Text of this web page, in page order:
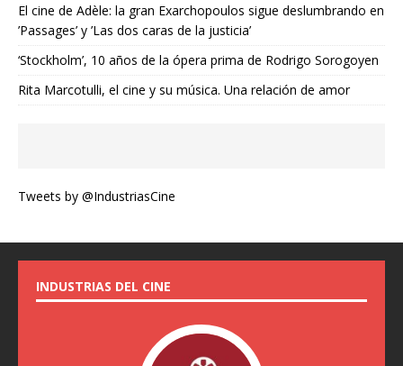
El cine de Adèle: la gran Exarchopoulos sigue deslumbrando en
’Passages’ y ’Las dos caras de la justicia’
‘Stockholm’, 10 años de la ópera prima de Rodrigo Sorogoyen
Rita Marcotulli, el cine y su música. Una relación de amor
Tweets by @IndustriasCine
INDUSTRIAS DEL CINE